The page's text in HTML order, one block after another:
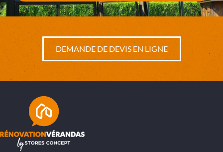
DEMANDE DE DEVIS EN LIGNE